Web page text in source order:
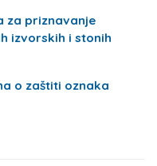
za priznavanje
izvorskih i stonih
o zaštiti oznaka